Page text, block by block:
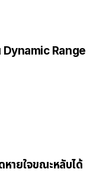
Dynamic Range
ายใจขณะหลับได้